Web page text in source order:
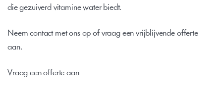
die gezuiverd vitamine water biedt.
Neem contact met ons op of vraag een vrijblijvende offerte
aan.
Vraag een offerte aan